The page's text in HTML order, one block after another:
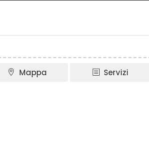
Mappa Servizi